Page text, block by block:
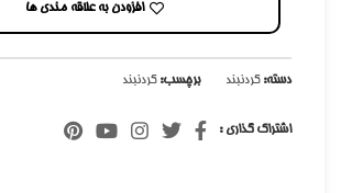
افزودن به علاقه مندی ها
دسته: گردنبند برچسب: گردنبند
اشتراک گذاری :